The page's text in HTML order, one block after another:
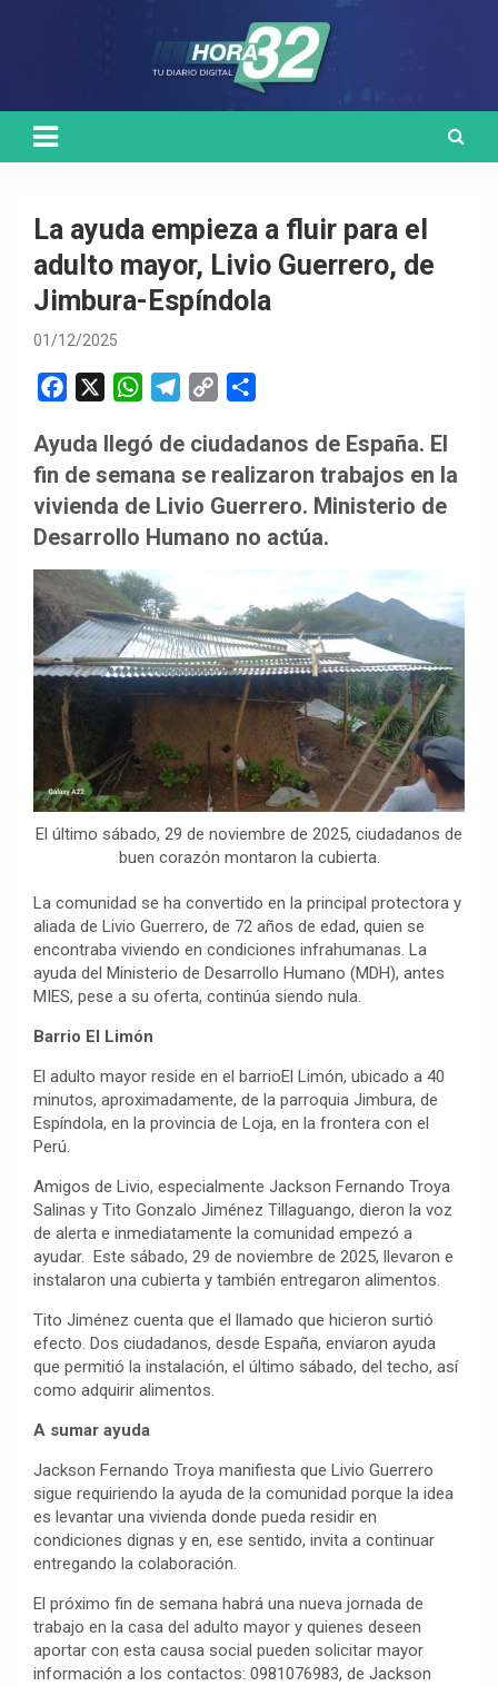
La ayuda empieza a fluir para el
adulto mayor, Livio Guerrero, de
Jimbura-Espíndola
01/12/2025
c
e
b
o
k
W
a
t
s
A
p
l
e
g
r
p
y
L
i
m
p
a
r
r
Ayuda llegó de ciudadanos de España. El
fin de semana se realizaron trabajos en la
vivienda de Livio Guerrero. Ministerio de
Desarrollo Humano no actúa.
El último sábado, 29 de noviembre de 2025, ciudadanos de
buen corazón montaron la cubierta.
La comunidad se ha convertido en la principal protectora y
aliada de Livio Guerrero, de 72 años de edad, quien se
encontraba viviendo en condiciones infrahumanas. La
ayuda del Ministerio de Desarrollo Humano (MDH), antes
MIES, pese a su oferta, continúa siendo nula.
Barrio El Limón
El adulto mayor reside en el barrioEl Limón, ubicado a 40
minutos, aproximadamente, de la parroquia Jimbura, de
Espíndola, en la provincia de Loja, en la frontera con el
Perú.
Amigos de Livio, especialmente Jackson Fernando Troya
Salinas y Tito Gonzalo Jiménez Tillaguango, dieron la voz
de alerta e inmediatamente la comunidad empezó a
ayudar. Este sábado, 29 de noviembre de 2025, llevaron e
instalaron una cubierta y también entregaron alimentos.
Tito Jiménez cuenta que el llamado que hicieron surtió
efecto. Dos ciudadanos, desde España, enviaron ayuda
que permitió la instalación, el último sábado, del techo, así
como adquirir alimentos.
A sumar ayuda
Jackson Fernando Troya manifiesta que Livio Guerrero
sigue requiriendo la ayuda de la comunidad porque la idea
es levantar una vivienda donde pueda residir en
condiciones dignas y en, ese sentido, invita a continuar
entregando la colaboración.
El próximo fin de semana habrá una nueva jornada de
trabajo en la casa del adulto mayor y quienes deseen
aportar con esta causa social pueden solicitar mayor
información a los contactos: 0981076983, de Jackson